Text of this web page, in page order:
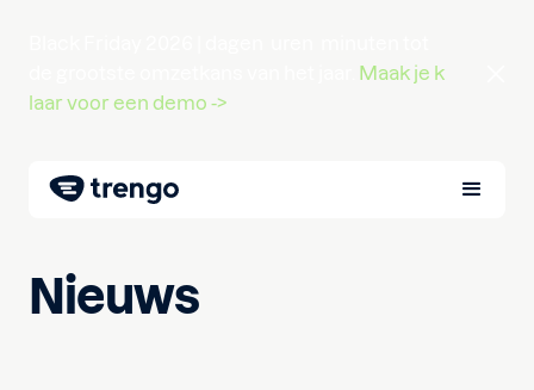
Maak je k
laar voor een demo ->
Nieuws